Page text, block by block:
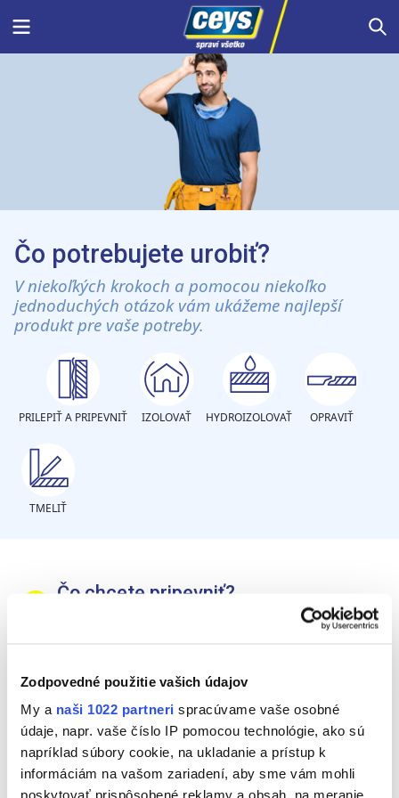
Zodpovedné použitie vašich údajov
My a naši 1022 partneri spracúvame vaše osobné
údaje, napr. vaše číslo IP pomocou technológie, ako sú
napríklad súbory cookie, na ukladanie a prístup k
informáciám na vašom zariadení, aby sme vám mohli
poskytovať prispôsobené reklamy a obsah, na meranie
Menu
Čo potrebujete urobiť?
V niekoľkých krokoch a pomocou niekoľko
jednoduchých otázok vám ukážeme najlepší
produkt pre vaše potreby.
PRILEPIŤ A PRIPEVNIŤ IZOLOVAŤ HYDROIZOLOVAŤ OPRAVIŤ
TMELIŤ
Čo chcete pripevniť?
Veľké predmety (viac než 15 cm x 15 cm)
Veľmi ťažké predmety
(stroje/značky/markízy/klimatizačné
zariadenia)